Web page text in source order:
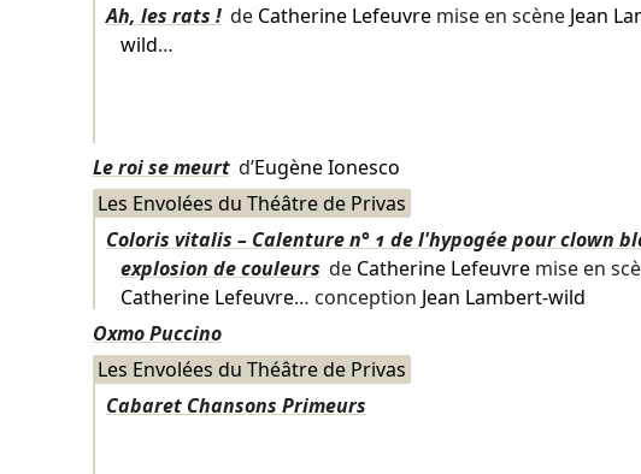
Ah, les rats ! de Catherine Lefeuvremise en scène Jean
wild…
Le roi se meurt d’Eugène Ionesco
Les Envolées du Théâtre de Privas
Coloris vitalis – Calenture n° 1 de l'hypogée pour clown
explosion de couleurs de Catherine Lefeuvremise en
Catherine Lefeuvre… conception Jean Lambert-wild
Oxmo Puccino
Les Envolées du Théâtre de Privas
Cabaret Chansons Primeurs